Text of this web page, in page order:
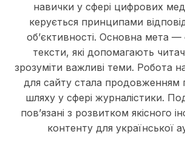
навички у сфері цифрових
керується принципами
об’єктивності. Основна мета
тексти, які допомагають
зрозуміти важливі теми. Робота
для сайту стала продовженням
шляху у сфері журналістики.
пов’язані з розвитком якісного
контенту для української